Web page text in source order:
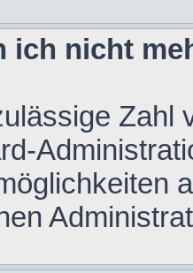
ich nicht
Zahl